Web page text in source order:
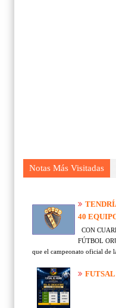
Notas Más Visitadas
40
CON
FÚTBOL
que el campeonato oficial de